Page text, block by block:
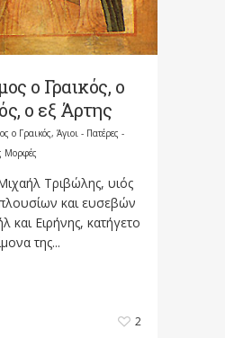
ο Γραικός, ο
ο εξ Άρτης
ο Γραικός, Άγιοι - Πατέρες -
Μορφές
Τριβώλης, υιός
και ευσεβών
Ειρήνης, κατήγετο
της...
2